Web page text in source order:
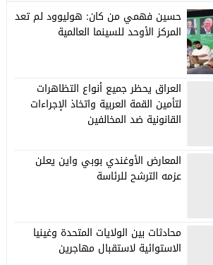
حسين فهمي من كان: هوليوود لم تعد
المركز الأوحد للسينما العالمية
العراق يحظر جميع أنواع التظاهرات
لتأمين القمة العربية واتخاذ الإجراءات
القانونية ضد المخالفين
المعارض الأوغندي بوبي واين يعلن
عزمه الترشح للرئاسة
محادثات بين الولايات المتحدة وغينيا
الاستوائية لاستقبال مهاجرين